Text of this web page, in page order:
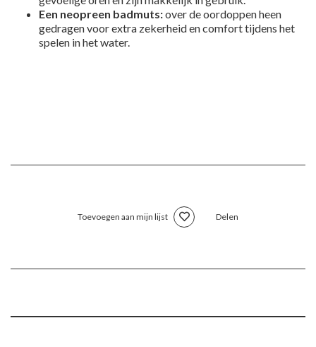
Een neopreen badmuts:over de oordoppen heen
gedragen voor extra zekerheid en comfort tijdens het
spelen in het water.
Toevoegen aan mijn lijst Delen